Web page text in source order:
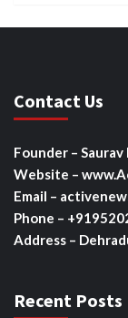
Contact Us
Founder – Saurav
Website –
Email –
Phone –
Address –
Recent Posts